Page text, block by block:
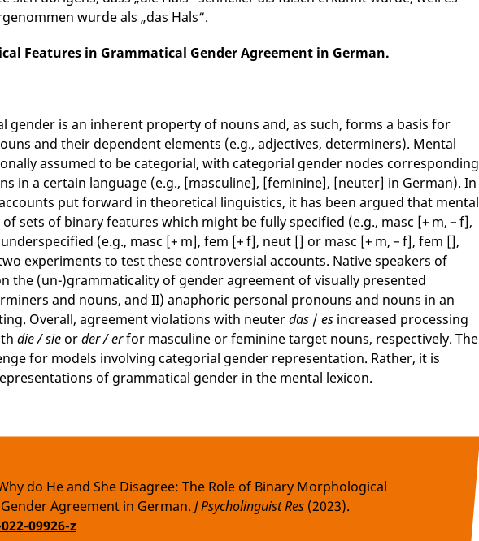
wurde als „das Hals“.
Features in Grammatical Gender Agreement in German.
gender is an inherent property of nouns and, as such, forms a basis for
and their dependent elements (e.g., adjectives, determiners). Mental
assumed to be categorial, with categorial gender nodes corresponding
in a certain language (e.g., [masculine], [feminine], [neuter] in German). In
put forward in theoretical linguistics, it has been argued that mental
sets of binary features which might be fully specified (e.g., masc [+ m, − f],
(e.g., masc [+ m], fem [+ f], neut [] or masc [+ m, − f], fem [],
experiments to test these controversial accounts. Native speakers of
the (un-)grammaticality of gender agreement of visually presented
and nouns, and II) anaphoric personal pronouns and nouns in an
Overall, agreement violations with neuterdas / es increased processing
die / sie order / erfor masculine or feminine target nouns, respectively. The
for models involving categorial gender representation. Rather, it is
of grammatical gender in the mental lexicon.
do He and She Disagree: The Role of Binary Morphological
Agreement in German. J Psycholinguist Res (2023).
09926-z